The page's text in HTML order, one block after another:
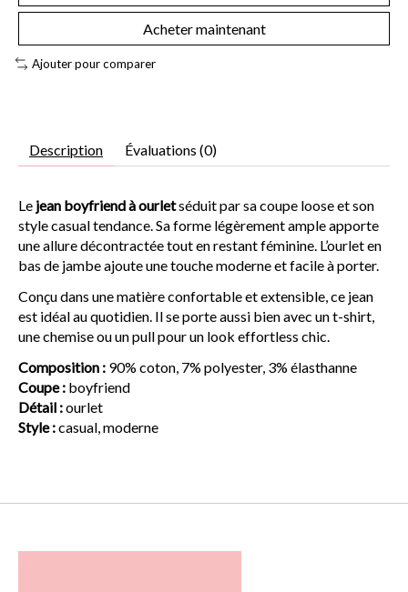
Acheter maintenant
Ajouter pour comparer
Description Évaluations (0)
Le jean boyfriend à ourletséduit par sa coupe loose et son
style casual tendance. Sa forme légèrement ample apporte
une allure décontractée tout en restant féminine. L’ourlet en
bas de jambe ajoute une touche moderne et facile à porter.
Conçu dans une matière confortable et extensible, ce jean
est idéal au quotidien. Il se porte aussi bien avec un t-shirt,
une chemise ou un pull pour un look effortless chic.
Composition : 90% coton, 7% polyester, 3% élasthanne
Coupe : boyfriend
Détail :ourlet
Style :casual, moderne